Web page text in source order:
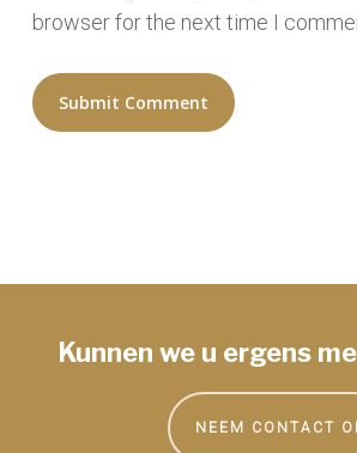
browser for the next time I
Kunnen we u ergens
NEEM CONTACT